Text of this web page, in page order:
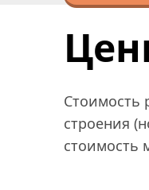
Стоимость
строения
стоимость